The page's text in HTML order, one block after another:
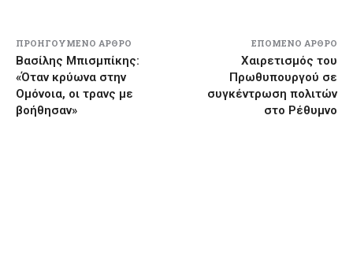
ΠΡΟΗΓΟΎΜΕΝΟ ΆΡΘΡΟ
Βασίλης Μπισμπίκης:
«Όταν κρύωνα στην
Ομόνοια, οι τρανς με
βοήθησαν»
ΕΠΌΜΕΝΟ ΆΡΘΡΟ
Χαιρετισμός του
Πρωθυπουργού σε
συγκέντρωση πολιτών
στο Ρέθυμνο